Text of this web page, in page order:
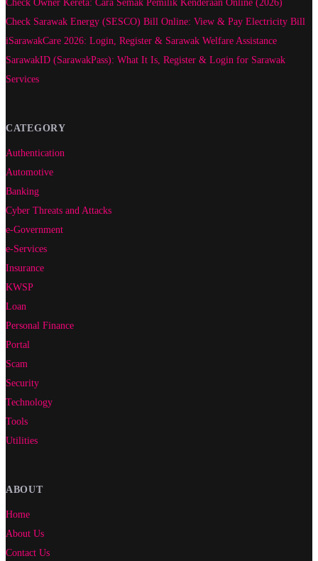
Check Sarawak Energy (SESCO) Bill Online: View & Pay Electricity Bill
iSarawakCare 2026: Login, Register & Sarawak Welfare Assistance
SarawakID (SarawakPass): What It Is, Register & Login for Sarawak
Services
CATEGORY
Authentication
Automotive
Banking
Cyber Threats and Attacks
e-Government
e-Services
Insurance
KWSP
Loan
Personal Finance
Portal
Scam
Security
Technology
Tools
Utilities
ABOUT
Home
About Us
Contact Us